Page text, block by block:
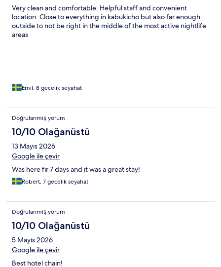
Very clean and comfortable. Helpful staff and convenient
location. Close to everything in kabukicho but also far enough
outside to not be right in the middle of the most active nightlife
areas
Emil, 8 gecelik seyahat
Doğrulanmış yorum
10/10 Olağanüstü
13 Mayıs 2026
Google ile çevir
Was here fir 7 days and it was a great stay!
Robert, 7 gecelik seyahat
Doğrulanmış yorum
10/10 Olağanüstü
5 Mayıs 2026
Google ile çevir
Best hotel chain!